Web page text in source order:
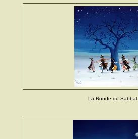
La Ronde du Sabbat